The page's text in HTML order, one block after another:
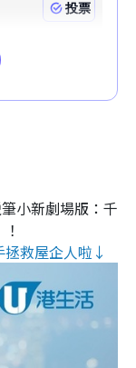
小新劇場版：千
拯救屋企人啦↓